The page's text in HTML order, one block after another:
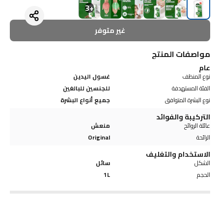
+
3
غير متوفر
مواصفات المنتج
عام
نوع المنظف
غسول اليدين
الفئة المستهدفة
للجنسين للبالغين
نوع البشرة المتوافق
جميع أنواع البشرة
التركيبة والفوائد
عائلة الروائح
منعش
الرائحة
Original
الاستخدام والتغليف
الشكل
سائل
الحجم
1L